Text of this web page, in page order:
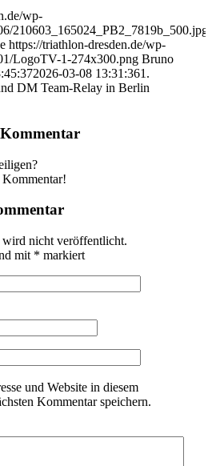
wp-
210603_165024_PB2_7819b_500.jpg
https://triathlon-dresden.de/wp-
LogoTV-1-274x300.png Bruno
2026-03-08 13:31:361.
DM Team-Relay in Berlin
Kommentar!
nicht veröffentlicht.
mit * markiert
und Website in diesem
Kommentar speichern.